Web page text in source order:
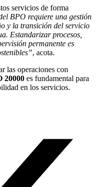
servicios de forma
BPO requiere una gestión
y la transición del servicio
Estandarizar procesos,
permanente es
, acota.
las operaciones con
20000 es fundamental para
en los servicios.